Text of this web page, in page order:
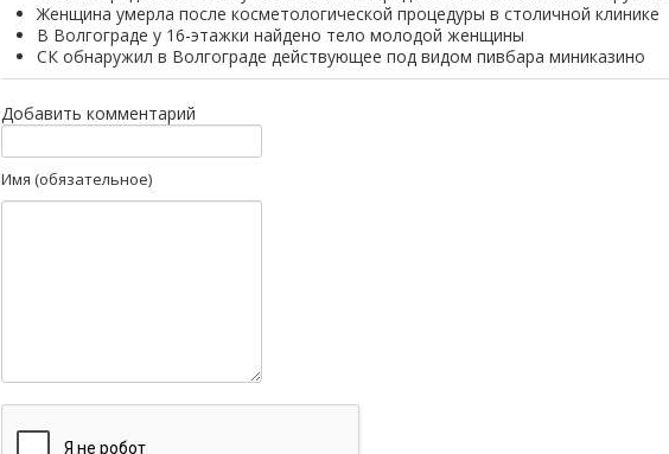
Женщина умерла после косметологической процедуры в столичной клинике
В Волгограде у 16-этажки найдено тело молодой женщины
СК обнаружил в Волгограде действующее под видом пивбара миниказино
Добавить комментарий
Имя (обязательное)